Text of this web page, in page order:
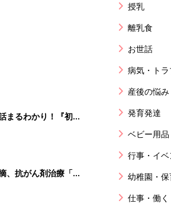
まるわかり！『初め
夏号』〈巻頭大特
、抗がん剤治療「お
なら、おっぱいが1
授乳
離乳食
お世話
病気・ト
産後の悩み
発育発達
ベビー用
行事・イベ
幼稚園・保
仕事・働く